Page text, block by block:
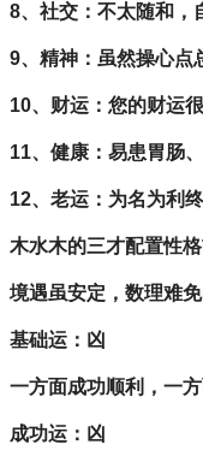
8、社交：不太随和，
9、精神：虽然操心点
10、财运：您的财运
11、健康：易患胃肠
12、老运：为名为利
木水木的三才配置性格
境遇虽安定，数理难
基础运：凶
一方面成功顺利，一
成功运：凶